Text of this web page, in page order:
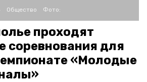
Общество Фото:
проходят
соревнования для
«Молодые